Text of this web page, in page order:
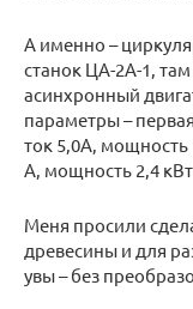
А именно –
станок ЦА-2А-1,
асинхронный
параметры –
ток 5,0А, мощность
А, мощность 2,4
Меня просили
древесины и для
увы – без